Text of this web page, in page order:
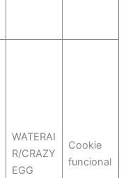
WATERAI
R/CRAZY
EGG
Cookie
funcional